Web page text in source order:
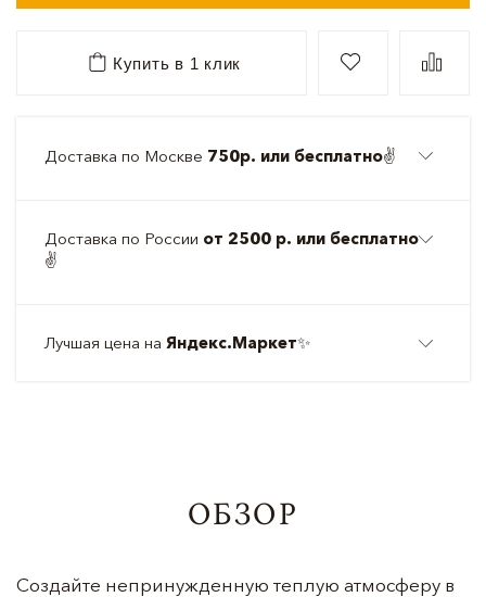
Купить в 1 клик
Доставка по Москве 750р. или бесплатно✌️
Доставка по России от 2500 р. или бесплатно
✌️
Лучшая цена на Яндекс.Маркет✨
ОБЗОР
Создайте непринужденную теплую атмосферу в